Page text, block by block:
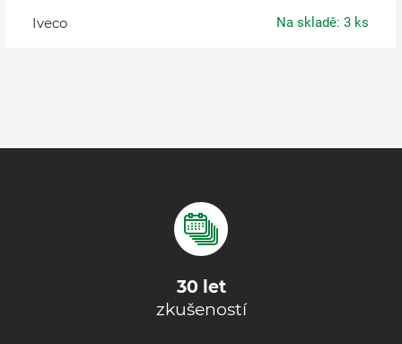
Iveco Na skladě: 3 ks
30 let
zkušeností